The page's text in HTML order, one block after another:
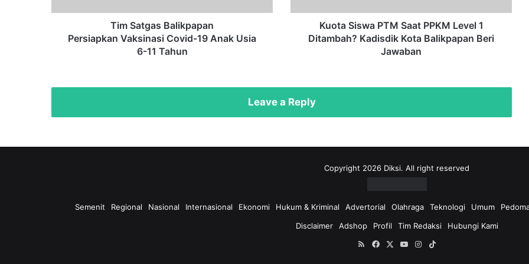
6-
Tahun
Tim Satgas Balikpapan
Persiapkan Vaksinasi Covid-19 Anak Usia
6-11 Tahun
Kadisdik
Balikpapan
Kuota Siswa PTM Saat PPKM Level 1
Ditambah? Kadisdik Kota Balikpapan Beri
Jawaban
Leave a Reply
Copyright 2026 Diksi. All right reserved
Semenit Regional Nasional Internasional Ekonomi Hukum & Kriminal Advertorial Olahraga Teknologi Umum
Disclaimer
Adshop Profil Tim Redaksi
Hubungi Kami
RSSFacebook
X YouTubeInstagram
TikTok